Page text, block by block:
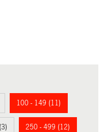
100 - 149 (11)
250 - 499 (12)